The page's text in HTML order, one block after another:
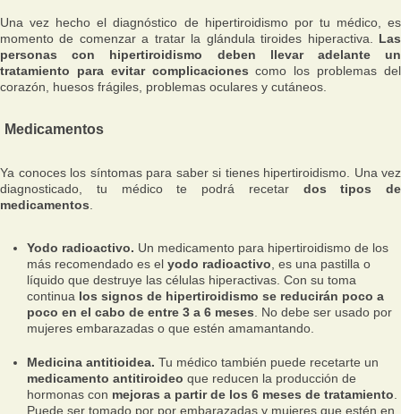
Una vez hecho el diagnóstico de hipertiroidismo por tu médico, es
momento de comenzar a tratar la glándula tiroides hiperactiva. Las
personas con hipertiroidismo deben llevar adelante un
tratamiento para evitar complicaciones como los problemas del
corazón, huesos frágiles, problemas oculares y cutáneos.
Medicamentos
Ya conoces los síntomas para saber si tienes hipertiroidismo. Una vez
diagnosticado, tu médico te podrá recetar dos tipos de
medicamentos
Yodo radioactivo. Un medicamento para hipertiroidismo de los
más recomendado es el yodo radioactivo , es una pastilla o
líquido que destruye las células hiperactivas. Con su toma
continua los signos de hipertiroidismo se reducirán poco a
poco en el cabo de entre 3 a 6 meses . No debe ser usado por
mujeres embarazadas o que estén amamantando.
Medicina antitioidea. Tu médico también puede recetarte un
medicamento antitiroideo que reducen la producción de
hormonas con mejoras a partir de los 6 meses de tratamiento
Puede ser tomado por por embarazadas y mujeres que estén en